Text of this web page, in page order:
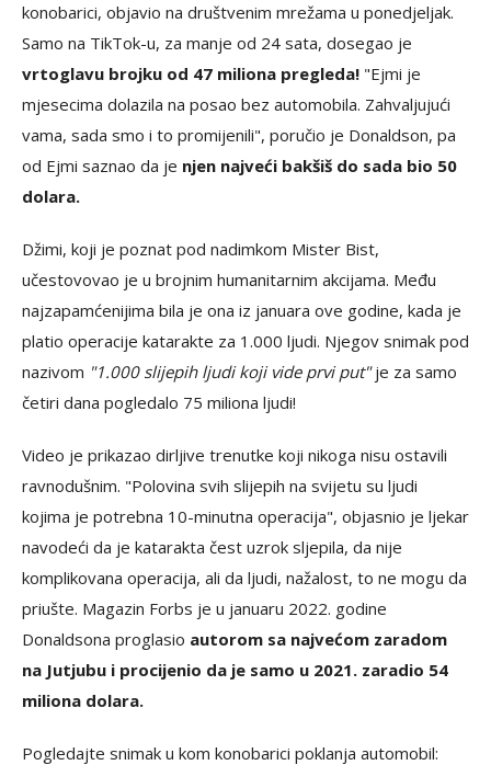
konobarici, objavio na društvenim mrežama u ponedjeljak.
Samo na TikTok-u, za manje od 24 sata, dosegao je
vrtoglavu brojku od 47 miliona pregleda! "Ejmi je
mjesecima dolazila na posao bez automobila. Zahvaljujući
vama, sada smo i to promijenili", poručio je Donaldson, pa
od Ejmi saznao da je njen najveći bakšiš do sada bio 50
dolara.
Džimi, koji je poznat pod nadimkom Mister Bist,
učestovovao je u brojnim humanitarnim akcijama. Među
najzapamćenijima bila je ona iz januara ove godine, kada je
platio operacije katarakte za 1.000 ljudi. Njegov snimak pod
nazivom "1.000 slijepih ljudi koji vide prvi put"je za samo
četiri dana pogledalo 75 miliona ljudi!
Video je prikazao dirljive trenutke koji nikoga nisu ostavili
ravnodušnim. "Polovina svih slijepih na svijetu su ljudi
kojima je potrebna 10-minutna operacija", objasnio je ljekar
navodeći da je katarakta čest uzrok sljepila, da nije
komplikovana operacija, ali da ljudi, nažalost, to ne mogu da
priušte. Magazin Forbs je u januaru 2022. godine
Donaldsona proglasio autorom sa najvećom zaradom
na Jutjubu i procijenio da je samo u 2021. zaradio 54
miliona dolara.
Pogledajte snimak u kom konobarici poklanja automobil: